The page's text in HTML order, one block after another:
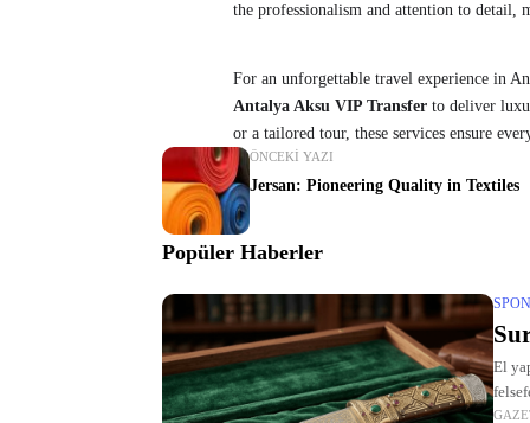
the professionalism and attention to detail,
For an unforgettable travel experience in
Antalya Aksu VIP Transfer to deliver
or a tailored tour, these services ensure
ÖNCEKI YAZI
Jersan: Pioneering Quality in Textiles
Popüler Haberler
El